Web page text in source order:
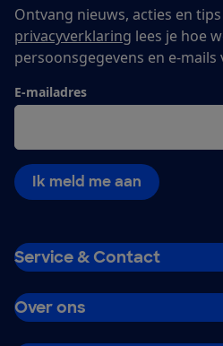
Ontvang nieuws, acties en
privacyverklaring lees je hoe
persoonsgegevens en e-
E-mailadres
Ik meld me aan
Service & Contact
Over ons